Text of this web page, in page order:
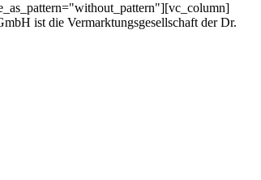
ist die Vermarktungsgesellschaft der Dr.